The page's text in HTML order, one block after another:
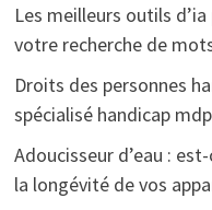
Les meilleurs outils
votre recherche de
Droits des personnes
spécialisé handicap
Adoucisseur d’eau :
la longévité de vos